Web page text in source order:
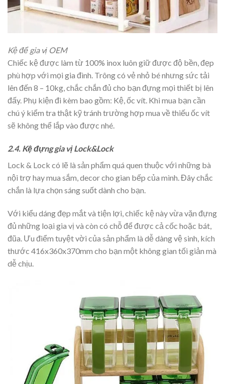
Kệ để gia vị OEM
Chiếc kệ được làm từ 100% inox luôn giữ được độ bền, đẹp
phù hợp với mọi gia đình. Trông có vẻ nhỏ bé nhưng sức tải
lên đến 8 – 10kg, chắc chắn đủ cho bạn đựng mọi thiết bị lên
đấy. Phụ kiện đi kèm bao gồm: Kệ, ốc vít. Khi mua bạn cần
chú ý kiểm tra thật kỹ tránh trường hợp mua về thiếu ốc vít
sẽ không thể lắp vào được nhé.
2.4. Kệ đựng gia vị Lock&Lock
Lock & Lock có lẽ là sản phẩm quá quen thuộc với những bà
nội trợ hay mua sắm, decor cho gian bếp của mình. Đây chắc
chắn là lựa chọn sáng suốt dành cho bạn.
Với kiểu dáng đẹp mắt và tiện lợi, chiếc kệ này vừa vặn đựng
đủ những loại gia vị và còn có chỗ để được cả cốc hoặc bát,
đũa. Ưu điểm tuyệt vời của sản phẩm là dễ dàng vệ sinh, kích
thước 416x360x370mm cho bạn một không gian tối giản mà
dễ chịu.